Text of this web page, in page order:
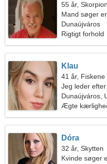
55 år,
Mand søger
Dunaújváros
Rigtigt forhold
Klau
41 år, Fiskene
Jeg leder
sammen
Dunaújváros,
Ægte
Dóra
32 år, Skytten
Kvinde søger